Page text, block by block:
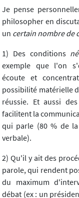
Je pense
philosopher en
un certain nombre de
1) Des conditions
exemple que l'on
écoute et
possibilité matérielle
réussie. Et aussi
facilitent la
qui parle (80 % de
verbale).
2) Qu'il y ait des
parole, qui rendent
du maximum
débat (ex : un